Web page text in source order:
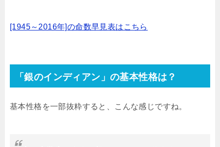
[1945～2016年]の命数早見表はこちら
「銀のインディアン」の基本性格は？
基本性格を一部抜粋すると、こんな感じですね。